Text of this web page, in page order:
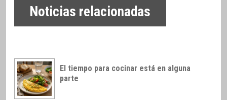
Noticias relacionadas
El tiempo para cocinar está en alguna
parte